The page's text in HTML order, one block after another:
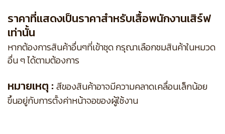
ราคาที่แสดงเป็นราคาสำหรับเสื้อพนักงานเสิร์ฟ
เท่านั้น
หากต้องการสินค้าอื่นๆที่เข้าชุด กรุณาเลือกชมสินค้าในหมวด
อื่น ๆ ได้ตามต้องการ
หมายเหตุ : สีของสินค้าอาจมีความคลาดเคลื่อนเล็กน้อย
ขึ้นอยู่กับการตั้งค่าหน้าจอของผู้ใช้งาน